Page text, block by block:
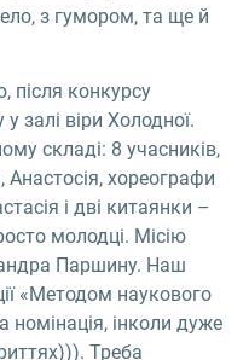
з гумором, та ще й
після конкурсу
у залі віри Холодної.
складі: 8 учасників,
хореографи
і дві китаянки –
молодці. Місію
Паршину. Наш
«Методом наукового
інколи дуже
Треба